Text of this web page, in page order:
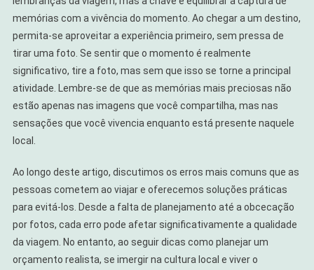
memórias com a vivência do momento. Ao chegar a um destino,
permita-se aproveitar a experiência primeiro, sem pressa de
tirar uma foto. Se sentir que o momento é realmente
significativo, tire a foto, mas sem que isso se torne a principal
atividade. Lembre-se de que as memórias mais preciosas não
estão apenas nas imagens que você compartilha, mas nas
sensações que você vivencia enquanto está presente naquele
local.
Ao longo deste artigo, discutimos os erros mais comuns que as
pessoas cometem ao viajar e oferecemos soluções práticas
para evitá-los. Desde a falta de planejamento até a obcecação
por fotos, cada erro pode afetar significativamente a qualidade
da viagem. No entanto, ao seguir dicas como planejar um
orçamento realista, se imergir na cultura local e viver o